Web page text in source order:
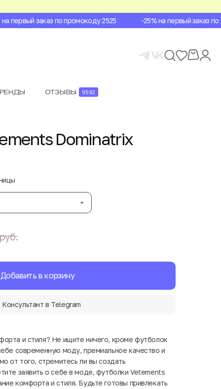
первый заказ по промокоду 2525 -25% на первый заказ по
ОТЗЫВЫ 9592
Dominatrix
Добавить в корзину
Консультант в Telegram
и стиля? Не ищите ничего, кроме футболок
современную моду, премиальное качество и
от того, стремитесь ли вы создать
заявить о себе в моде, футболки Vetements
комфорта и стиля. Будьте готовы привлекать